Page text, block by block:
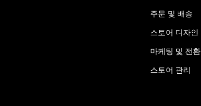
주문 및 배송
스토어 디자인
마케팅 및 전환
스토어 관리